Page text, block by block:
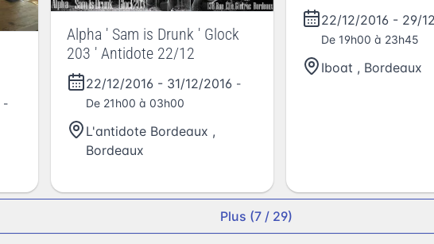
-
Alpha ' Sam is Drunk ' Glock
203 ' Antidote 22/12
22/12/2016 - 31/12/2016 -
De 21h00 à 03h00
L'antidote Bordeaux ,
Bordeaux
22/12/2016 - 29/
De 19h00 à 23h45
Iboat , Bordeaux
Plus (7 / 29)